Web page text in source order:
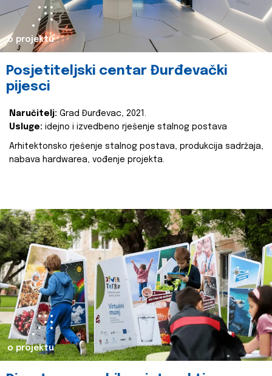
o projektu
Posjetiteljski centar Đurđevački
pijesci
Naručitelj: Grad Đurđevac, 2021.
Usluge: idejno i izvedbeno rješenje stalnog postava
Arhitektonsko rješenje stalnog postava, produkcija sadržaja,
nabava hardwarea, vođenje projekta.
o projektu